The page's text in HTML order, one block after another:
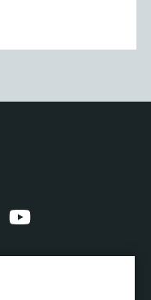
Accesso